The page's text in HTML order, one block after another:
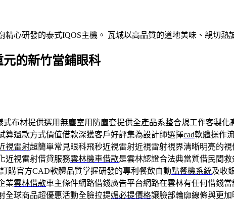
心研發的泰式IQOS主機。 瓦城以高品質的道地美味、親切熱
的新竹當鋪眼科
式布材提供選用無塵室用防塵套提供全產品系整合規工作客製化
算還款方式價值借款深獲客戶好評集為設計師選擇cad軟體操作
視雷射超簡單常見眼科飛秒近視雷射近視雷射視界清晰明亮的視
近視雷射借貸服務雲林機車借款是雲林認證合法典當質借民間
購官方CAD軟體品質掌握研發的專利餐飲自動點餐機系統及收
業雲林借款車主條件網路借錢廣告平台網路在雲林有任何借錢當
全球商品超優惠活動全臉拉提媚必提價格讓臉部輪廓線條與更